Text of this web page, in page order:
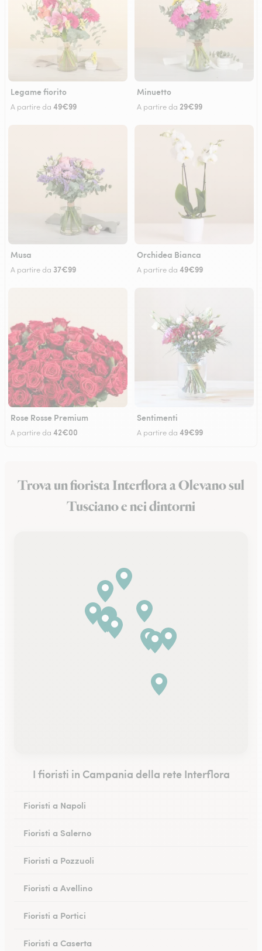
Legame fiorito
A partire da 49€99
Minuetto
A partire da 29€99
Musa
A partire da 37€99
Orchidea Bianca
A partire da 49€99
Rose Rosse Premium
A partire da 42€00
Sentimenti
A partire da 49€99
Trova un fiorista Interflora a Olevano sul
Tusciano e nei dintorni
I fioristi in Campania della rete Interflora
Fioristi a Napoli
Fioristi a Salerno
Fioristi a Pozzuoli
Fioristi a Avellino
Fioristi a Portici
Fioristi a Caserta